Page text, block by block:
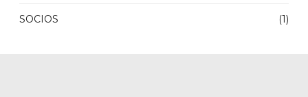
SOCIOS (1)